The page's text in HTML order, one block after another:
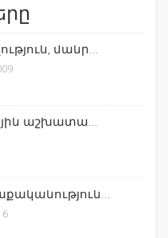
մանր...
աշխատա...